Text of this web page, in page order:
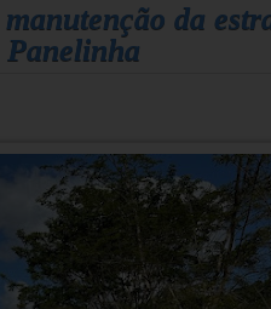
da
Panelinha